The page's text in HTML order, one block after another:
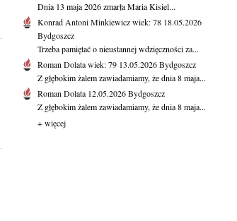
Dnia 13 maja 2026 zmarła Maria Kisiel...
Konrad Antoni Minkiewiczwiek: 78 18.05.2026
Bydgoszcz
Trzeba pamiętać o nieustannej wdzięczności za...
Roman Dolatawiek: 79 13.05.2026Bydgoszcz
Z głębokim żalem zawiadamiamy, że dnia 8 maja...
Roman Dolata 12.05.2026Bydgoszcz
Z głębokim żalem zawiadamiamy, że dnia 8 maja...
+ więcej